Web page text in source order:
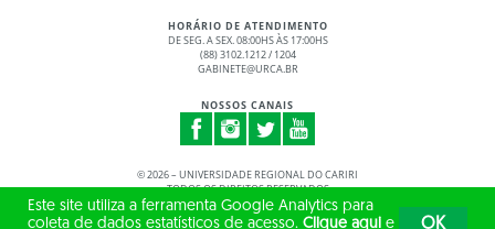
HORÁRIO DE ATENDIMENTO
DE SEG. A SEX. 08:00HS ÀS 17:00HS
(88) 3102.1212 / 1204
GABINETE@URCA.BR
NOSSOS CANAIS
©2026 – UNIVERSIDADE REGIONAL DO CARIRI
TODOS OS DIREITOS RESERVADOS
Este site utiliza a ferramenta Google Analytics para
coleta de dados estatísticos de acesso. Clique aqui e OK